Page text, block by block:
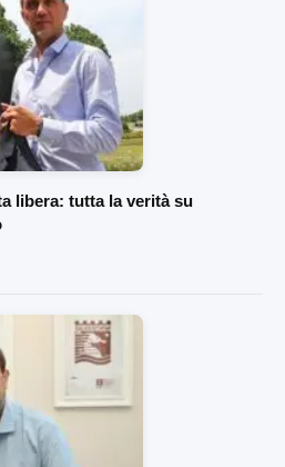
libera: tutta la verità su